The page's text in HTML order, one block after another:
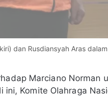
dan Rusdiansyah Aras
Marciano Norman
ini, Komite Olahraga